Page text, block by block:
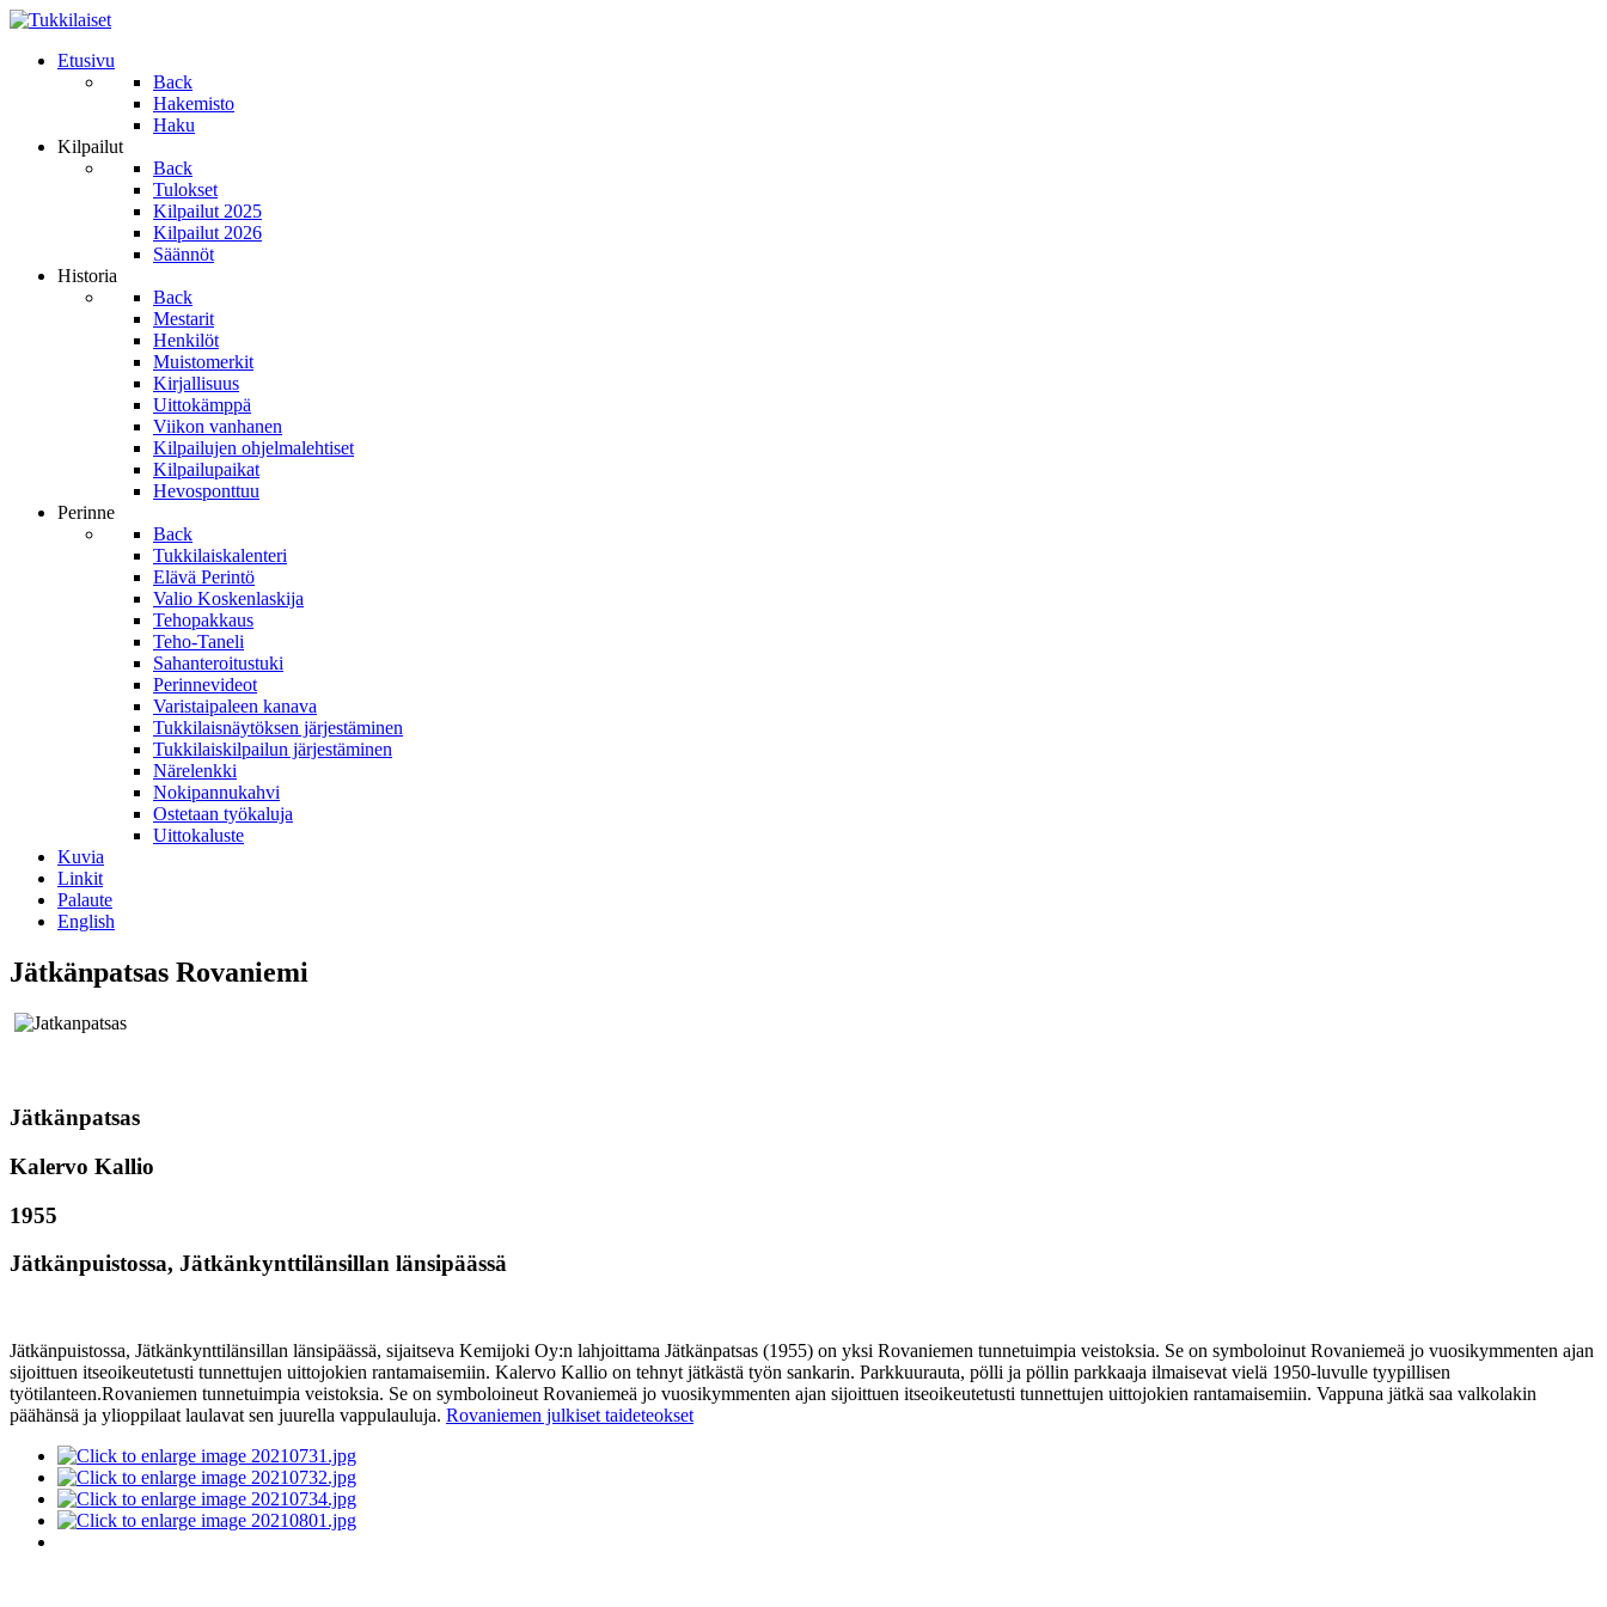
Etusivu
Back
Hakemisto
Haku
Kilpailut
Back
Tulokset
Kilpailut 2025
Kilpailut 2026
Säännöt
Historia
Back
Mestarit
Henkilöt
Muistomerkit
Kirjallisuus
Uittokämppä
Viikon vanhanen
Kilpailujen ohjelmalehtiset
Kilpailupaikat
Hevosponttuu
Perinne
Back
Tukkilaiskalenteri
Elävä Perintö
Valio Koskenlaskija
Tehopakkaus
Teho-Taneli
Sahanteroitustuki
Perinnevideot
Varistaipaleen kanava
Tukkilaisnäytöksen järjestäminen
Tukkilaiskilpailun järjestäminen
Närelenkki
Nokipannukahvi
Ostetaan työkaluja
Uittokaluste
Kuvia
Linkit
Palaute
English
Jätkänpatsas Rovaniemi
Jätkänpatsas
Kalervo Kallio
1955
Jätkänpuistossa, Jätkänkynttilänsillan länsipäässä
Jätkänpuistossa, Jätkänkynttilänsillan länsipäässä, sijaitseva Kemijoki Oy:n lahjoittama Jätkänpatsas (1955) on yksi Rovaniemen tunnetuimpia veistoksia. Se on symboloinut Rovaniemeä jo vuosikymmenten ajan
sijoittuen itseoikeutetusti tunnettujen uittojokien rantamaisemiin. Kalervo Kallio on tehnyt jätkästä työn sankarin. Parkkuurauta, pölli ja pöllin parkkaaja ilmaisevat vielä 1950-luvulle tyypillisen
työtilanteen.Rovaniemen tunnetuimpia veistoksia. Se on symboloineut Rovaniemeä jo vuosikymmenten ajan sijoittuen itseoikeutetusti tunnettujen uittojokien rantamaisemiin. Vappuna jätkä saa valkolakin
päähänsä ja ylioppilaat laulavat sen juurella vappulauluja. Rovaniemen julkiset taideteokset